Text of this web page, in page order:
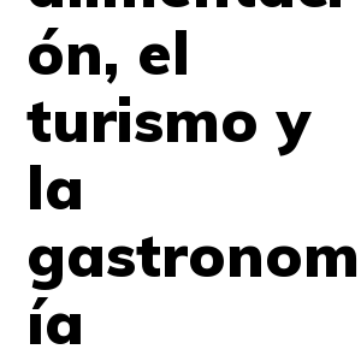
ón, el
turismo y
la
gastronom
ía